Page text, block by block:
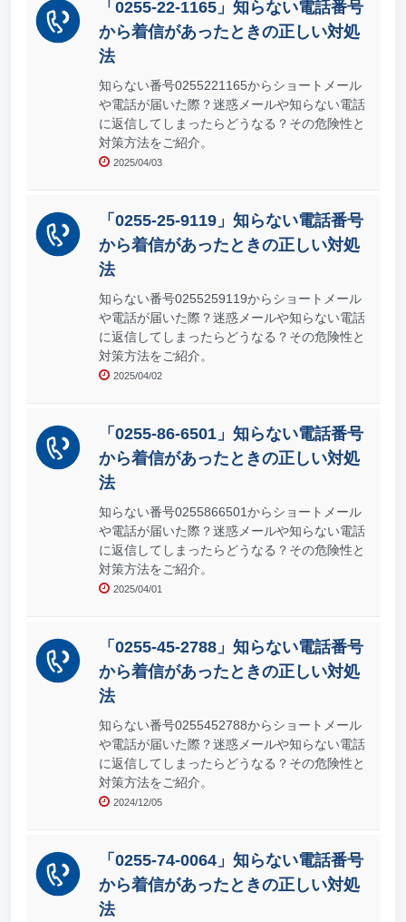
「0255-22-1165」知らない電話番号
から着信があったときの正しい対処
法
知らない番号0255221165からショートメール
や電話が届いた際？迷惑メールや知らない電話
に返信してしまったらどうなる？その危険性と
対策方法をご紹介。
2025/04/03
「0255-25-9119」知らない電話番号
から着信があったときの正しい対処
法
知らない番号0255259119からショートメール
や電話が届いた際？迷惑メールや知らない電話
に返信してしまったらどうなる？その危険性と
対策方法をご紹介。
2025/04/02
「0255-86-6501」知らない電話番号
から着信があったときの正しい対処
法
知らない番号0255866501からショートメール
や電話が届いた際？迷惑メールや知らない電話
に返信してしまったらどうなる？その危険性と
対策方法をご紹介。
2025/04/01
「0255-45-2788」知らない電話番号
から着信があったときの正しい対処
法
知らない番号0255452788からショートメール
や電話が届いた際？迷惑メールや知らない電話
に返信してしまったらどうなる？その危険性と
対策方法をご紹介。
2024/12/05
「0255-74-0064」知らない電話番号
から着信があったときの正しい対処
法